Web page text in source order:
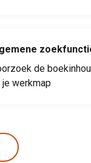
de
je werkmap